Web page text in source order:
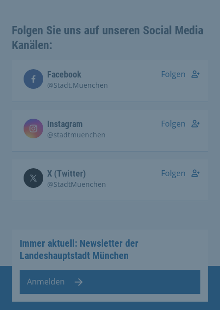
Folgen Sie uns auf unseren Social Media
Kanälen:
Facebook
@Stadt.Muenchen
Folgen
Instagram
@stadtmuenchen
Folgen
X (Twitter)
@StadtMuenchen
Folgen
Immer aktuell: Newsletter der
Landeshauptstadt München
Anmelden